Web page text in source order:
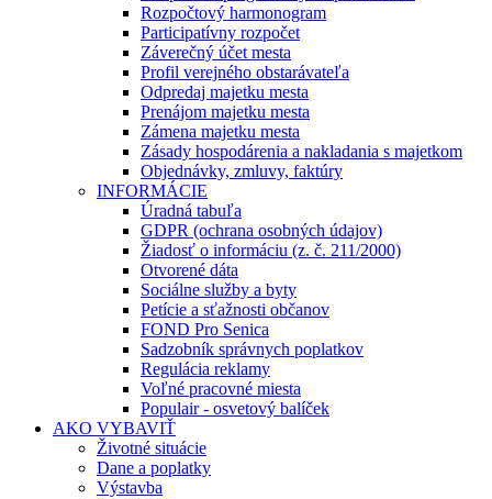
Rozpočtový harmonogram
Participatívny rozpočet
Záverečný účet mesta
Profil verejného obstarávateľa
Odpredaj majetku mesta
Prenájom majetku mesta
Zámena majetku mesta
Zásady hospodárenia a nakladania s majetkom
Objednávky, zmluvy, faktúry
INFORMÁCIE
Úradná tabuľa
GDPR (ochrana osobných údajov)
Žiadosť o informáciu (z. č. 211/2000)
Otvorené dáta
Sociálne služby a byty
Petície a sťažnosti občanov
FOND Pro Senica
Sadzobník správnych poplatkov
Regulácia reklamy
Voľné pracovné miesta
Populair - osvetový balíček
AKO VYBAVIŤ
Životné situácie
Dane a poplatky
Výstavba